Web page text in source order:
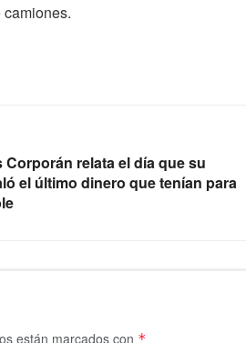
Corporán relata el día que su
el último dinero que tenían para
están marcados con *